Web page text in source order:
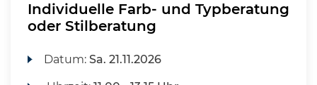
Individuelle Farb- und Typberatung
oder Stilberatung
Datum:Sa. 21.11.2026